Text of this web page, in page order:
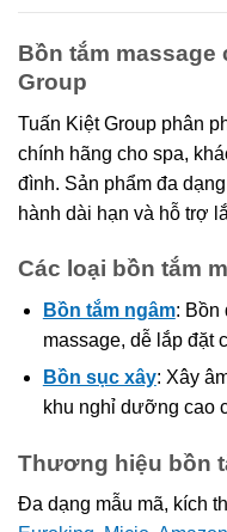
Bồn tắm massage
Group
Tuấn Kiệt Group phân
chính hãng cho spa,
đình. Sản phẩm đa
hành dài hạn và hỗ trợ
Các loại bồn tắm
Bồn tắm ngâm: Bồn
massage, dễ lắp đặt
Bồn sục xây: Xây
khu nghỉ dưỡng cao
Thương hiệu bồn
Đa dạng mẫu mã, kích